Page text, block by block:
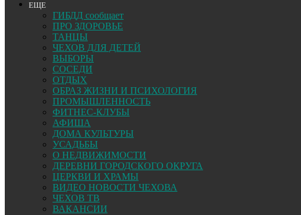
ЕЩЕ
ГИБДД сообщает
ПРО ЗДОРОВЬЕ
ТАНЦЫ
ЧЕХОВ ДЛЯ ДЕТЕЙ
ВЫБОРЫ
СОСЕДИ
ОТДЫХ
ОБРАЗ ЖИЗНИ И ПСИХОЛОГИЯ
ПРОМЫШЛЕННОСТЬ
ФИТНЕС-КЛУБЫ
АФИША
ДОМА КУЛЬТУРЫ
УСАДЬБЫ
О НЕДВИЖИМОСТИ
ДЕРЕВНИ ГОРОДСКОГО ОКРУГА
ЦЕРКВИ И ХРАМЫ
ВИДЕО НОВОСТИ ЧЕХОВА
ЧЕХОВ ТВ
ВАКАНСИИ